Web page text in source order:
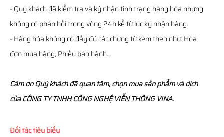
- Quý khách đã kiểm tra và ký nhận tình trạng hàng hóa nhưng
không có phản hồi trong vòng 24h kể từ lúc ký nhận hàng.
- Hàng hóa không có đầy đủ các chứng từ kèm theo như: Hóa
đơn mua hàng, Phiếu bảo hành…
Cám ơn Quý khách đã quan tâm, chọn mua sản phẩm và dịch
của CÔNG TY TNHH CÔNG NGHỆ VIỄN THÔNG VINA.
Đối tác tiêu biểu